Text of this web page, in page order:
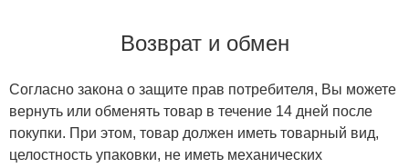
Возврат и обмен
Согласно закона о защите прав потребителя, Вы можете
вернуть или обменять товар в течение 14 дней после
покупки. При этом, товар должен иметь товарный вид,
целостность упаковки, не иметь механических